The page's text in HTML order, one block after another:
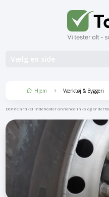
 Hjem 5 Værktøj & Byggeri
Denne artikel indeholder annoncelinks og er